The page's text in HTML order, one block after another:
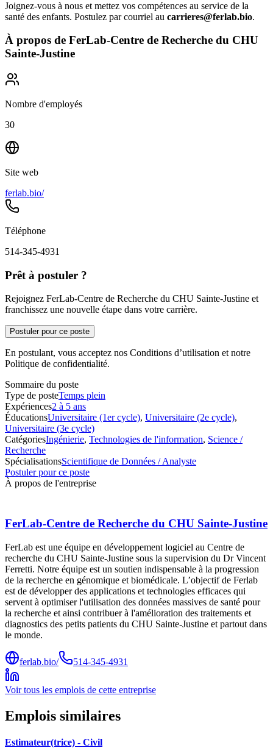
Joignez-vous à nous et mettez vos compétences au service de la
santé des enfants. Postulez par courriel au carrieres@ferlab.bio.
À propos de FerLab-Centre de Recherche du CHU
Sainte-Justine
Nombre d'employés
30
Site web
ferlab.bio/
Téléphone
514-345-4931
Prêt à postuler ?
Rejoignez FerLab-Centre de Recherche du CHU Sainte-Justine et
franchissez une nouvelle étape dans votre carrière.
Postuler pour ce poste
En postulant, vous acceptez nos Conditions d’utilisation et notre
Politique de confidentialité.
Sommaire du poste
Type de posteTemps plein
Expériences2 à 5 ans
ÉducationsUniversitaire (1er cycle), Universitaire (2e cycle),
Universitaire (3e cycle)
CatégoriesIngénierie, Technologies de l'information, Science /
Recherche
SpécialisationsScientifique de Données / Analyste
Postuler pour ce poste
À propos de l'entreprise
FerLab-Centre de Recherche du CHU Sainte-Justine
FerLab est une équipe en développement logiciel au Centre de
recherche du CHU Sainte-Justine sous la supervision du Dr Vincent
Ferretti. Notre équipe est un soutien indispensable à la progression
de la recherche en génomique et biomédicale. L’objectif de Ferlab
est de développer des applications et technologies efficaces qui
servent à optimiser l'utilisation des données massives de santé pour
la recherche et ainsi contribuer à l'amélioration des traitements et
diagnostics des petits patients du CHU Sainte-Justine et partout dans
le monde.
ferlab.bio/ 514-345-4931
Voir tous les emplois de cette entreprise
Emplois similaires
Estimateur(trice) - Civil